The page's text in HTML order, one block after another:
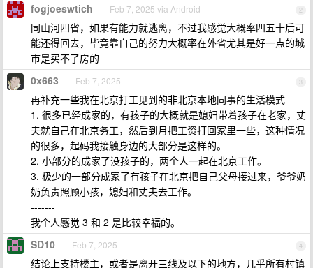
2
fogjoeswtich Feb 7, 2025 via Android
同山河四省，如果有能力就逃离，不过我感觉大概率四五十后可
能还得回去，毕竟靠自己的努力大概率在外省尤其是好一点的城
市是买不了房的
3
0x663 Feb 7, 2025
再补充一些我在北京打工见到的非北京本地同事的生活模式
1. 很多已经成家的，有孩子的大概就是媳妇带着孩子在老家，丈
夫就自己在北京务工，然后到月把工资打回家里一些，这种情况
的很多，起码我接触身边的大部分是这样的。
2. 小部分的成家了没孩子的，两个人一起在北京工作。
3. 极少的一部分成家了有孩子在北京把自己父母接过来，爷爷奶
奶负责照顾小孩，媳妇和丈夫去工作。
-------
我个人感觉 3 和 2 是比较幸福的。
4
SD10 Feb 7, 2025
结论上支持楼主，或者是离开三线及以下的地方，几乎所有村镇